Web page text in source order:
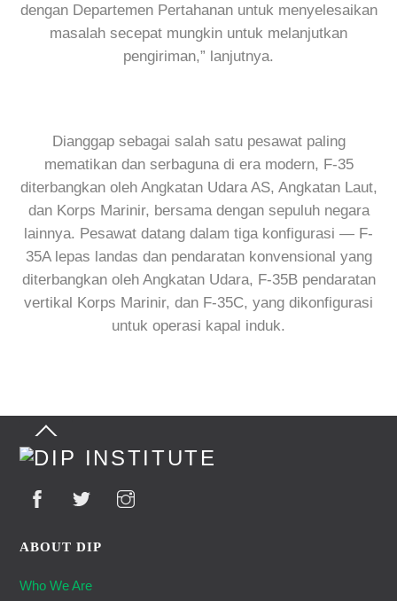
dengan Departemen Pertahanan untuk menyelesaikan
masalah secepat mungkin untuk melanjutkan
pengiriman,” lanjutnya.
Dianggap sebagai salah satu pesawat paling
mematikan dan serbaguna di era modern, F-35
diterbangkan oleh Angkatan Udara AS, Angkatan Laut,
dan Korps Marinir, bersama dengan sepuluh negara
lainnya. Pesawat datang dalam tiga konfigurasi — F-
35A lepas landas dan pendaratan konvensional yang
diterbangkan oleh Angkatan Udara, F-35B pendaratan
vertikal Korps Marinir, dan F-35C, yang dikonfigurasi
untuk operasi kapal induk.
Back
Top
ABOUT DIP
Who We Are